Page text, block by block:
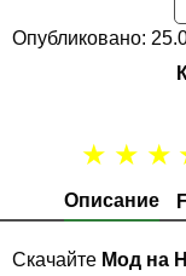
Опубликовано:
Описание
★ ★ ★
Скачайте Мод на